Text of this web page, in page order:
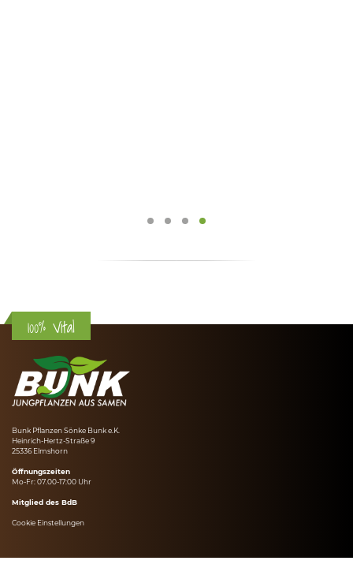
100% Vital
Bunk Pflanzen Sönke Bunk e.K.
Heinrich-Hertz-Straße 9
25336 Elmshorn
Öffnungszeiten
Mo-Fr: 07.00-17:00 Uhr
Mitglied des BdB
Cookie Einstellungen